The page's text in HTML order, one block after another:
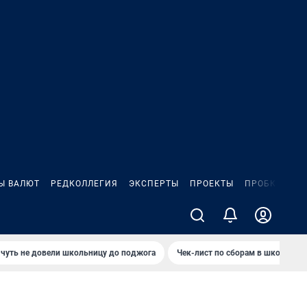
ВАЛЮТ РЕДКОЛЛЕГИЯ ЭКСПЕРТЫ ПРОЕКТЫ ПРОБКИ
не довели школьницу до поджога Чек-лист по сборам в школу в